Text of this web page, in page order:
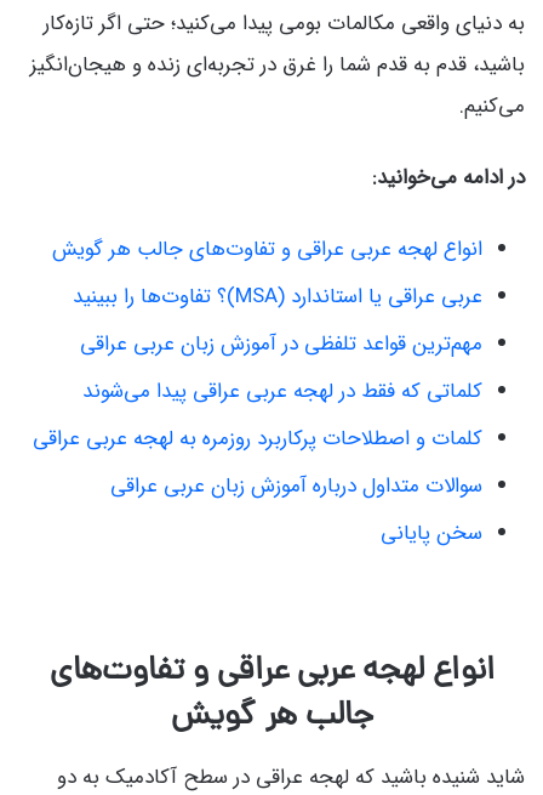
به دنیای واقعی مکالمات بومی پیدا می‌کنید؛ حتی اگر تازه‌کار
باشید، قدم به قدم شما را غرق در تجربه‌ای زنده و هیجان‌انگیز
می‌کنیم.
در ادامه می‌خوانید:
انواع لهجه عربی عراقی و تفاوت‌های جالب هر گویش
عربی عراقی یا استاندارد (MSA)؟ تفاوت‌ها را ببینید
مهم‌ترین قواعد تلفظی در آموزش زبان عربی عراقی
کلماتی که فقط در لهجه عربی عراقی پیدا می‌شوند
کلمات و اصطلاحات پرکاربرد روزمره به لهجه عربی عراقی
سوالات متداول درباره آموزش زبان عربی عراقی
سخن پایانی
انواع لهجه عربی عراقی و تفاوت‌های
جالب هر گویش
شاید شنیده باشید که لهجه عراقی در سطح آکادمیک به دو